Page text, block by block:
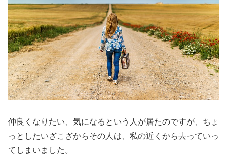
仲良くなりたい、気になるという人が居たのですが、ちょ
っとしたいざこざからその人は、私の近くから去っていっ
てしまいました。